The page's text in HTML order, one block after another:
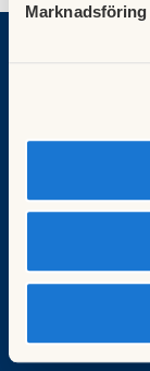
Marknadsföring
431 50 Mölndal
Facebook
Redigera